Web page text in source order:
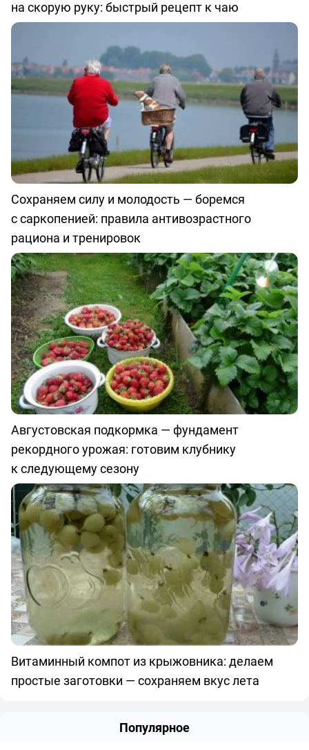
на скорую руку: быстрый рецепт к чаю
Сохраняем силу и молодость — боремся
с саркопенией: правила антивозрастного
рациона и тренировок
Августовская подкормка — фундамент
рекордного урожая: готовим клубнику
к следующему сезону
Витаминный компот из крыжовника: делаем
простые заготовки — сохраняем вкус лета
Популярное